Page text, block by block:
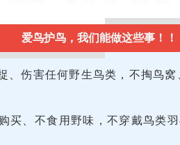
爱鸟护鸟，我们能做这些事！！
、伤害任何野生鸟类，不掏鸟
买、不食用野味，不穿戴鸟类